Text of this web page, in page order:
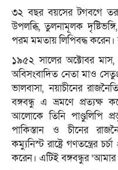
৩২ বছর বয়সের টগবগে
উপলব্ধি, তুলনামূলক
পরম মমতায় লিপিবদ্ধ
১৯৫২ সালের অক্টোবর মাস,
অবিসংবাদিত নেতা মাও
ভালবাসা, নয়াচীনের
বঙ্গবন্ধু এ ভ্রমণে প্রত্যক্ষ
আলোকে তিনি পাণ্ডুলিপি
পাকিস্তান ও চীনের
কম্যুনিস্ট রাষ্ট্রে গণতন্ত্রের
করেন। এটিই বঙ্গবন্ধুর ‘আমার